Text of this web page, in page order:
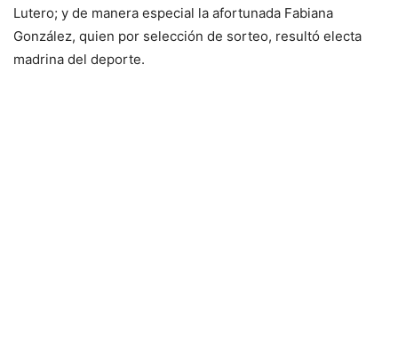
Lutero; y de manera especial la afortunada Fabiana
González, quien por selección de sorteo, resultó electa
madrina del deporte.